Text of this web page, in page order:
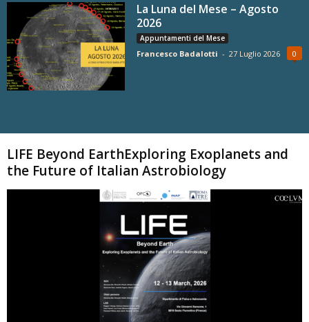
La Luna del Mese – Agosto
2026
Appuntamenti del Mese
Francesco Badalotti - 27 Luglio 2026 0
LIFE Beyond EarthExploring Exoplanets and
the Future of Italian Astrobiology